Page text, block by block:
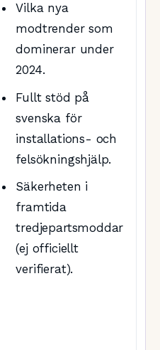
Vilka nya
modtrender som
dominerar under
2024.
Fullt stöd på
svenska för
installations- och
felsökningshjälp.
Säkerheten i
framtida
tredjepartsmoddar
(ej officiellt
verifierat).